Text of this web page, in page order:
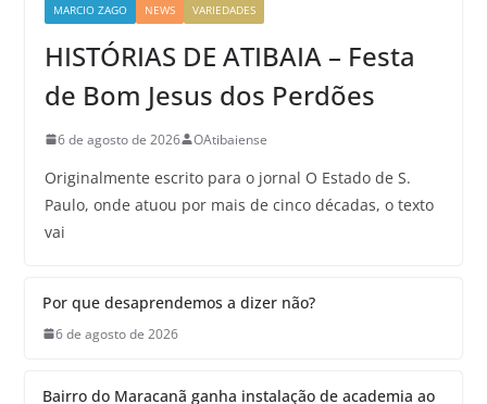
MARCIO ZAGO NEWS VARIEDADES
HISTÓRIAS DE ATIBAIA – Festa
de Bom Jesus dos Perdões
6 de agosto de 2026 OAtibaiense
Originalmente escrito para o jornal O Estado de S.
Paulo, onde atuou por mais de cinco décadas, o texto
vai
Por que desaprendemos a dizer não?
6 de agosto de 2026
Bairro do Maracanã ganha instalação de academia ao